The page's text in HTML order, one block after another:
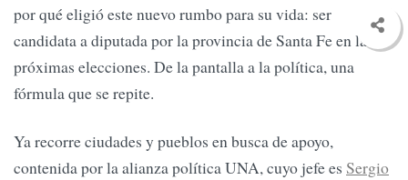
por qué eligió este nuevo rumbo para su vida: ser
candidata a diputada por la provincia de Santa Fe en las
próximas elecciones. De la pantalla a la política, una
fórmula que se repite.
Ya recorre ciudades y pueblos en busca de apoyo,
contenida por la alianza política UNA, cuyo jefe es Sergio